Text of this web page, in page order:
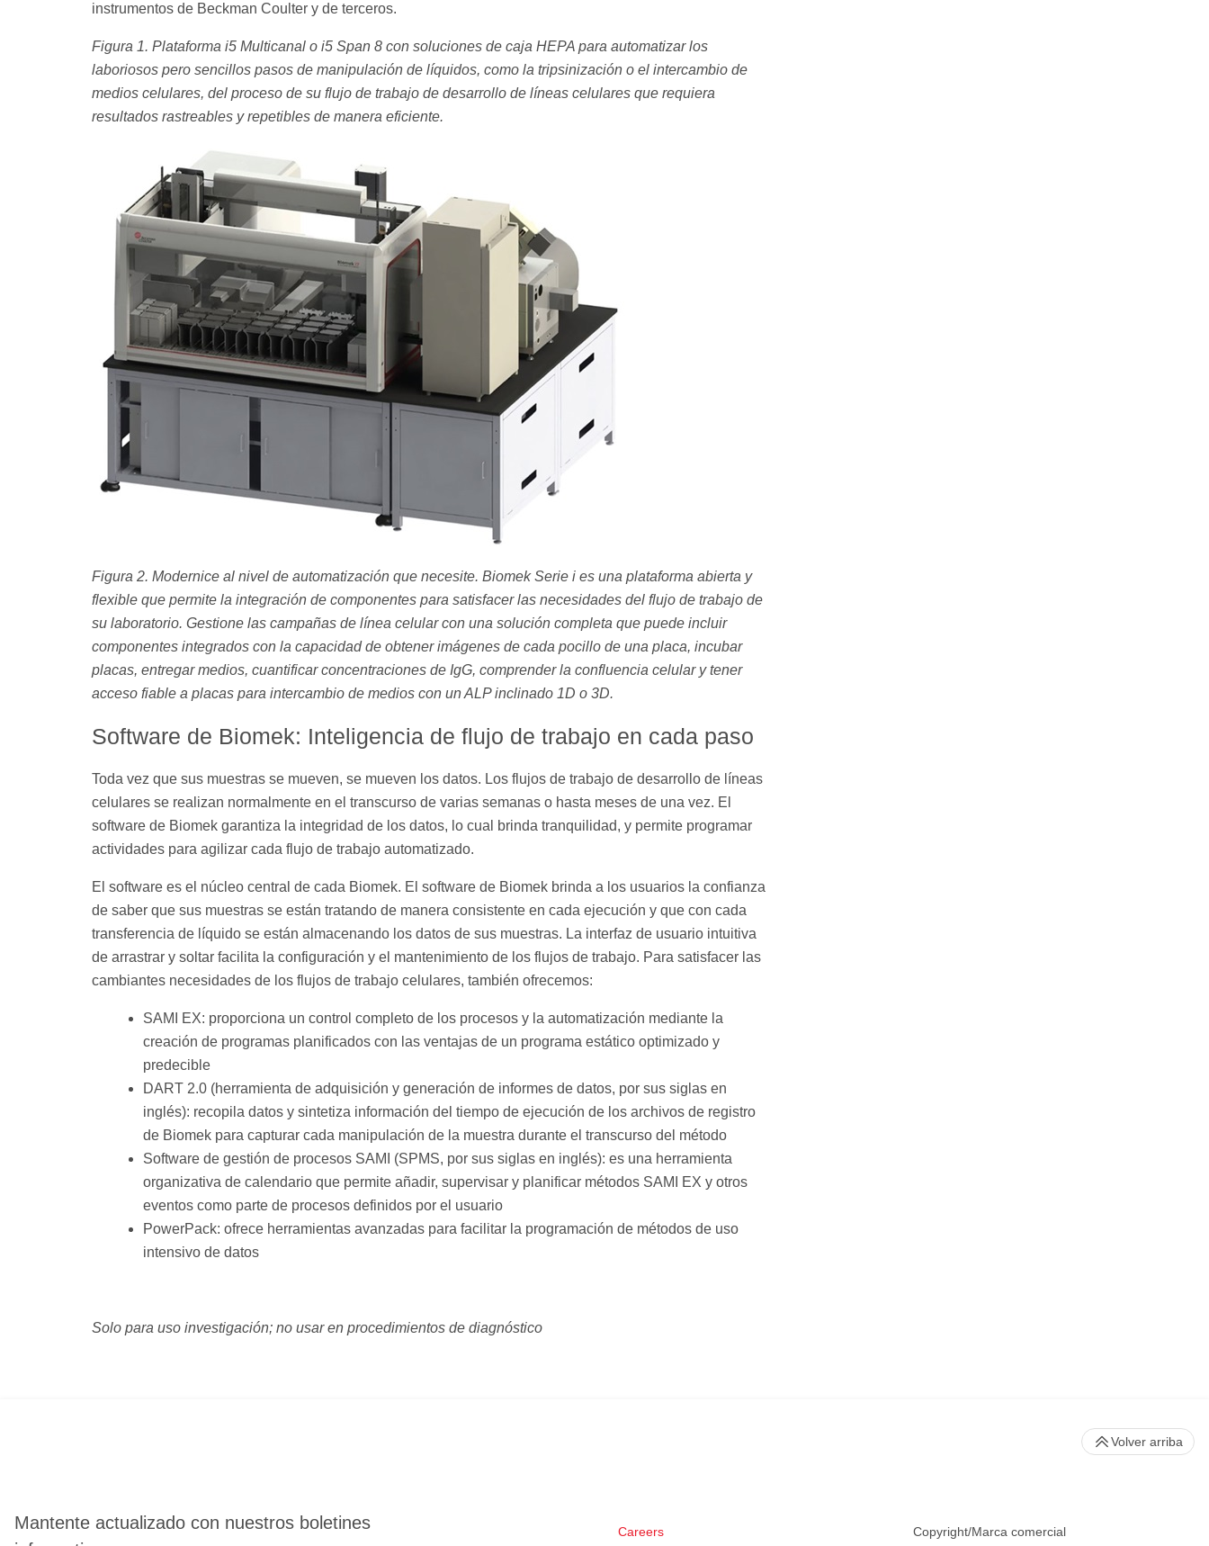
instrumentos de Beckman Coulter y de terceros.
Figura 1. Plataforma i5 Multicanal o i5 Span 8 con soluciones de caja HEPA para automatizar los
laboriosos pero sencillos pasos de manipulación de líquidos, como la tripsinización o el intercambio de
medios celulares, del proceso de su flujo de trabajo de desarrollo de líneas celulares que requiera
resultados rastreables y repetibles de manera eficiente.
Figura 2. Modernice al nivel de automatización que necesite. Biomek Serie i es una plataforma abierta y
flexible que permite la integración de componentes para satisfacer las necesidades del flujo de trabajo de
su laboratorio. Gestione las campañas de línea celular con una solución completa que puede incluir
componentes integrados con la capacidad de obtener imágenes de cada pocillo de una placa, incubar
placas, entregar medios, cuantificar concentraciones de IgG, comprender la confluencia celular y tener
acceso fiable a placas para intercambio de medios con un ALP inclinado 1D o 3D.
Software de Biomek: Inteligencia de flujo de trabajo en cada paso
Toda vez que sus muestras se mueven, se mueven los datos. Los flujos de trabajo de desarrollo de líneas
celulares se realizan normalmente en el transcurso de varias semanas o hasta meses de una vez. El
software de Biomek garantiza la integridad de los datos, lo cual brinda tranquilidad, y permite programar
actividades para agilizar cada flujo de trabajo automatizado.
El software es el núcleo central de cada Biomek. El software de Biomek brinda a los usuarios la confianza
de saber que sus muestras se están tratando de manera consistente en cada ejecución y que con cada
transferencia de líquido se están almacenando los datos de sus muestras. La interfaz de usuario intuitiva
de arrastrar y soltar facilita la configuración y el mantenimiento de los flujos de trabajo. Para satisfacer las
cambiantes necesidades de los flujos de trabajo celulares, también ofrecemos:
SAMI EX: proporciona un control completo de los procesos y la automatización mediante la
creación de programas planificados con las ventajas de un programa estático optimizado y
predecible
DART 2.0 (herramienta de adquisición y generación de informes de datos, por sus siglas en
inglés): recopila datos y sintetiza información del tiempo de ejecución de los archivos de registro
de Biomek para capturar cada manipulación de la muestra durante el transcurso del método
Software de gestión de procesos SAMI (SPMS, por sus siglas en inglés): es una herramienta
organizativa de calendario que permite añadir, supervisar y planificar métodos SAMI EX y otros
eventos como parte de procesos definidos por el usuario
PowerPack: ofrece herramientas avanzadas para facilitar la programación de métodos de uso
intensivo de datos
Solo para uso investigación; no usar en procedimientos de diagnóstico
Mantente actualizado con nuestros boletines
Careers Copyright/Marca comercial
Volver arriba